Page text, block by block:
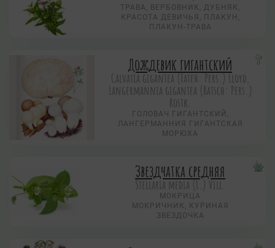
ТРАВА, ВЕРБОВНИК, ДУБНЯК,
КРАСОТА ДЕВИЧЬЯ, ПЛАКУН,
ПЛАКУН-ТРАВА
Дождевик гигантский
Calvatia gigantea (Fateh: Pers.) Lloyd,
Langermannia gigantea (Batsch: Pers.)
Rostk.
ГОЛОВАЧ ГИГАНТСКИЙ,
ЛАНГЕРМАННИЯ ГИГАНТСКАЯ
МОРЮХА
Звездчатка средняя
Stellaria media (L.) Vill.
МОКРИЦА
МОКРИЧНИК, КУРИНАЯ
ЗВЕЗДОЧКА